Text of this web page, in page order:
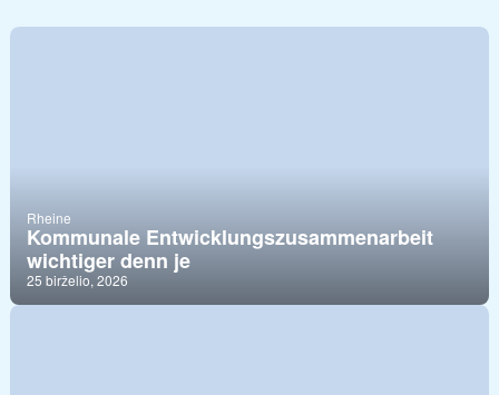
Rheine
Kommunale Entwicklungszusammenarbeit
wichtiger denn je
25 birželio, 2026